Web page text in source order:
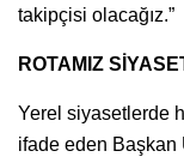
takipçisi olacağız.”
ROTAMIZ
Yerel siyasetlerde
ifade eden Başkan